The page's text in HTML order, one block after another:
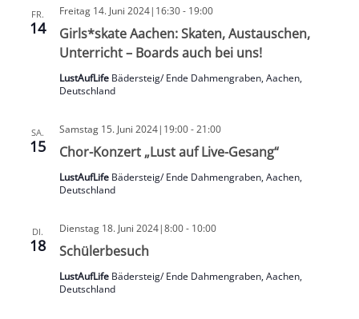
FR.
14
Girls*skate Aachen: Skaten, Austauschen,
Unterricht – Boards auch bei uns!
Freitag 14. Juni 2024|16:30- 19:00
LustAufLife Bädersteig/ Ende Dahmengraben, Aachen,
Deutschland
SA.
15 Chor-Konzert „Lust auf Live-Gesang“
Samstag 15. Juni 2024|19:00-21:00
LustAufLife Bädersteig/ Ende Dahmengraben, Aachen,
Deutschland
DI.
18 Schülerbesuch
Dienstag 18. Juni 2024|8:00- 10:00
LustAufLife Bädersteig/ Ende Dahmengraben, Aachen,
Deutschland